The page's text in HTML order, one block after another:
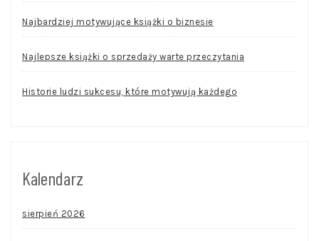
Najbardziej motywujące książki o biznesie
Najlepsze książki o sprzedaży warte przeczytania
Historie ludzi sukcesu, które motywują każdego
Kalendarz
sierpień 2026